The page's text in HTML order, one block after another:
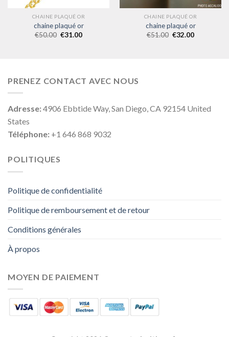
CHAINE PLAQUÉ OR
chaine plaqué or
€50.00 €31.00
CHAINE PLAQUÉ OR
chaine plaqué or
€51.00 €32.00
PRENEZ CONTACT AVEC NOUS
Adresse:4906 Ebbtide Way, San Diego, CA 92154 United
States
Téléphone: +1 646 868 9032
POLITIQUES
Politique de confidentialité
Politique de remboursement et de retour
Conditions générales
À propos
MOYEN DE PAIEMENT